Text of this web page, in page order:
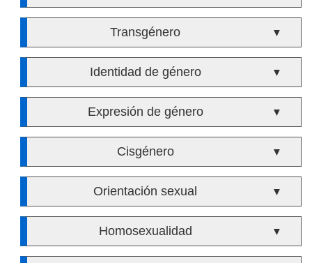
Transgénero ▼
Identidad de género ▼
Expresión de género ▼
Cisgénero ▼
Orientación sexual ▼
Homosexualidad ▼